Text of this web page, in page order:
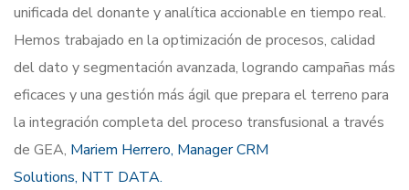
unificada del donante y analítica accionable en tiempo real.
Hemos trabajado en la optimización de procesos, calidad
del dato y segmentación avanzada, logrando campañas más
eficaces y una gestión más ágil que prepara el terreno para
la integración completa del proceso transfusional a través
de GEA, Mariem Herrero, Manager CRM
Solutions, NTT DATA.